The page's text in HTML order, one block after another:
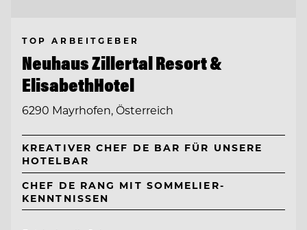
TOP ARBEITGEBER
Neuhaus Zillertal Resort &
ElisabethHotel
6290 Mayrhofen, Österreich
KREATIVER CHEF DE BAR FÜR UNSERE
HOTELBAR
CHEF DE RANG MIT SOMMELIER-
KENNTNISSEN